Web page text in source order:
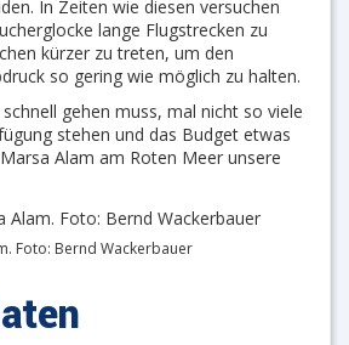
In Zeiten wie diesen versuchen
lange Flugstrecken zu
kürzer zu treten, um den
so gering wie möglich zu halten.
gehen muss, mal nicht so viele
stehen und das Budget etwas
Alam am Roten Meer unsere
Foto: Bernd Wackerbauer